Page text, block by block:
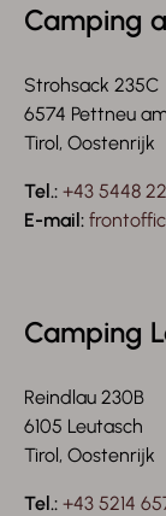
Camping
Strohsack 235C
6574 Pettneu
Tirol, Oostenrijk
Tel.: +43 5448
E-mail:
Camping
Reindlau 230B
6105 Leutasch
Tirol, Oostenrijk
Tel.: +43 5214